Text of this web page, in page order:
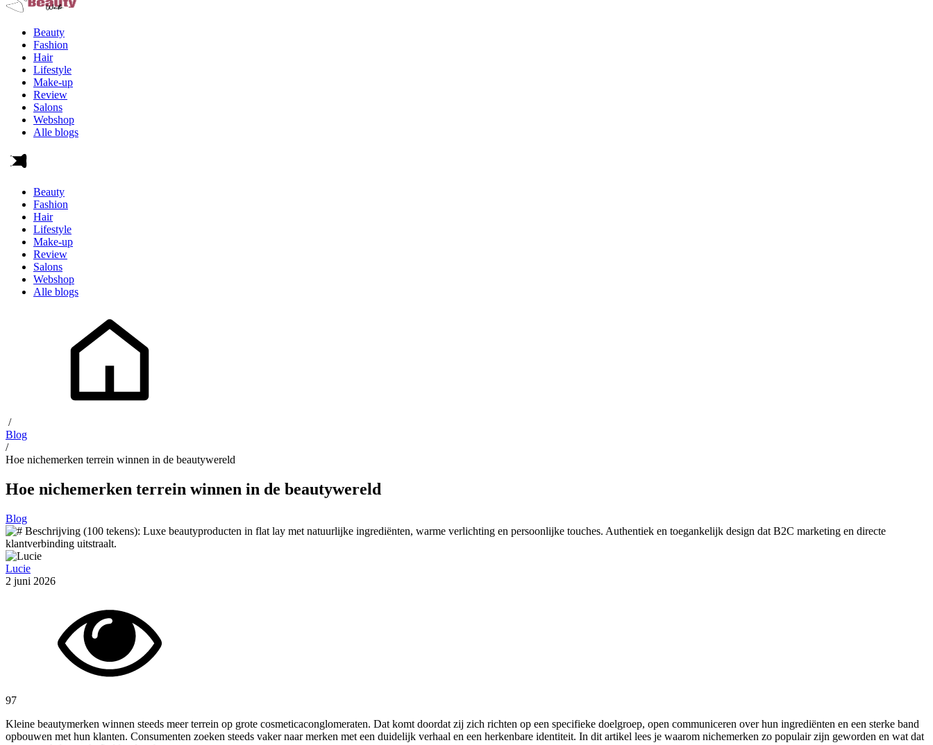
Beauty
Fashion
Hair
Lifestyle
Make-up
Review
Salons
Webshop
Alle blogs
Beauty
Fashion
Hair
Lifestyle
Make-up
Review
Salons
Webshop
Alle blogs
/
Blog
/
Hoe nichemerken terrein winnen in de beautywereld
Hoe nichemerken terrein winnen in de beautywereld
Blog
Lucie
2 juni 2026
97
Kleine beautymerken winnen steeds meer terrein op grote cosmeticaconglomeraten. Dat komt doordat zij zich richten op een specifieke doelgroep, open communiceren over hun ingrediënten en een sterke band
opbouwen met hun klanten. Consumenten zoeken steeds vaker naar merken met een duidelijk verhaal en een herkenbare identiteit. In dit artikel lees je waarom nichemerken zo populair zijn geworden en wat dat